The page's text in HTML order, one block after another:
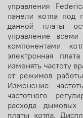
управления
панели котла под
данной платы
управление
компонентами
электронная
изменять частоту
от режимов
Изменение
частотного
расхода дымовых
платы котла.